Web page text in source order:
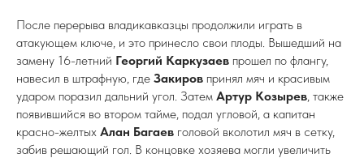
После перерыва владикавказцы продолжили играть в
атакующем ключе, и это принесло свои плоды. Вышедший на
замену 16-летний Георгий Каркузаев прошел по флангу,
навесил в штрафную, где Закиров принял мяч и красивым
ударом поразил дальний угол. Затем Артур Козырев, также
появившийся во втором тайме, подал угловой, а капитан
красно-желтых Алан Багаев головой вколотил мяч в сетку,
забив решающий гол. В концовке хозяева могли увеличить